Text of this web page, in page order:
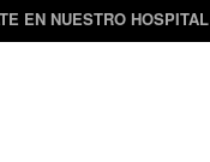
EN NUESTRO HOSPITAL